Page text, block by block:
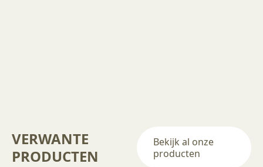
VERWANTE
PRODUCTEN
Bekijk al onze
producten